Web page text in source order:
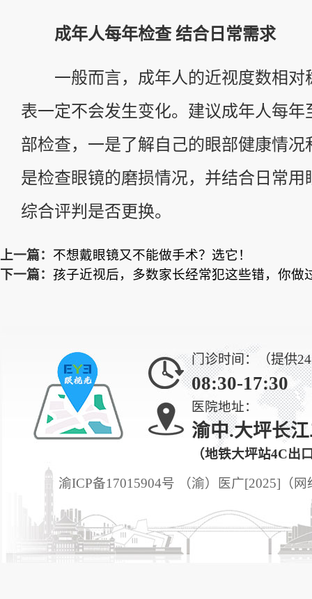
成年人每年检查 结合日常需求
一般而言，成年人的近视度数相对
表一定不会发生变化。建议成年人每年
部检查，一是了解自己的眼部健康情况
是检查眼镜的磨损情况，并结合日常用
综合评判是否更换。
上一篇： 不想戴眼镜又不能做手术？选它！
下一篇： 孩子近视后，多数家长经常犯这些错，你做
门诊时间：（提供
08:30-17:30
医院地址：
渝中.大坪长
（地铁大坪站4C出
渝ICP备17015904号 （渝）医广[2025]（网